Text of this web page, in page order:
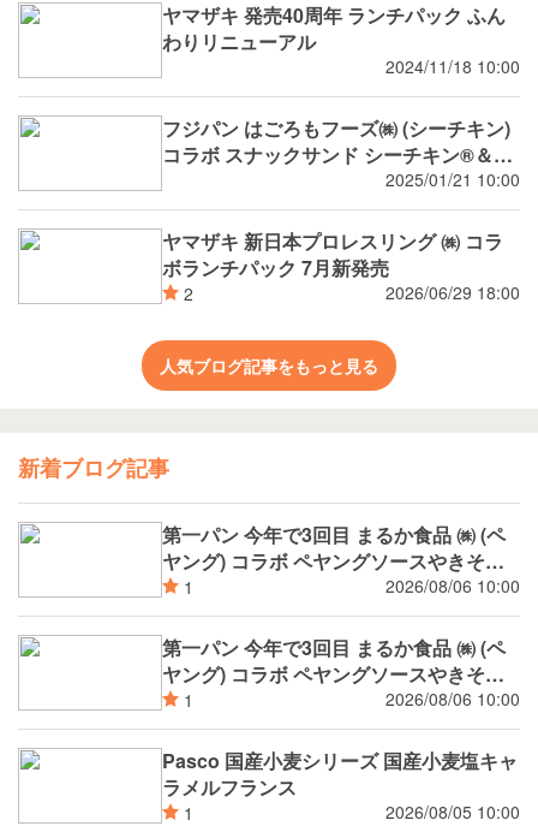
ヤマザキ 発売40周年 ランチパック ふん
わりリニューアル
2024/11/18 10:00
フジパン はごろもフーズ㈱ (シーチキン)
コラボ スナックサンド シーチキン®️＆タ
2025/01/21 10:00
ヤマザキ 新日本プロレスリング ㈱ コラ
ボランチパック 7月新発売
2 2026/06/29 18:00
人気ブログ記事をもっと見る
新着ブログ記事
第一パン 今年で3回目 まるか食品 ㈱ (ペ
ヤング) コラボ ペヤングソースやきそば
揚げパン
1 2026/08/06 10:00
第一パン 今年で3回目 まるか食品 ㈱ (ペ
ヤング) コラボ ペヤングソースやきそば
パン1 2026/08/06 10:00
Pasco 国産小麦シリーズ 国産小麦塩キャ
ラメルフランス
1 2026/08/05 10:00